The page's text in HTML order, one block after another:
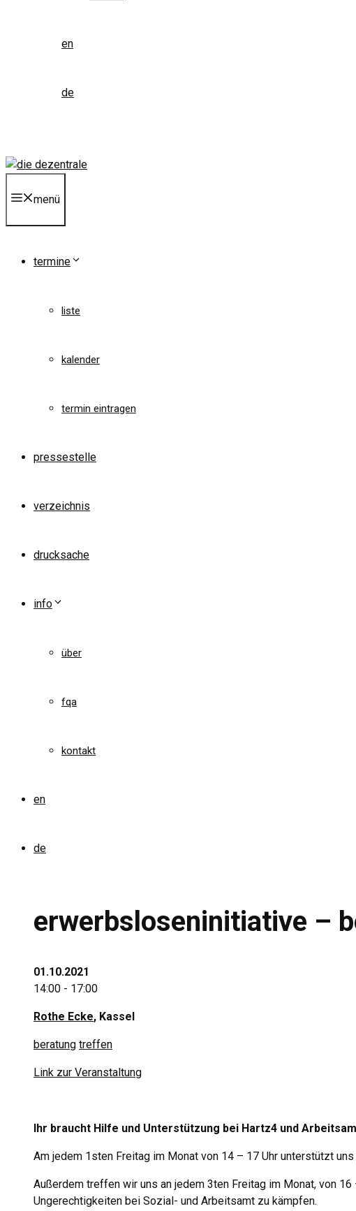
en
de
menü
termine
liste
kalender
termin eintragen
pressestelle
verzeichnis
drucksache
info
über
fqa
kontakt
en
de
erwerbsloseninitiative –
01.10.2021
14:00 - 17:00
Rothe Ecke, Kassel
beratung treffen
Link zur Veranstaltung
Ihr braucht Hilfe und Unterstützung bei Hartz4 und
Am jedem 1sten Freitag im Monat von 14 – 17 Uhr unterstützt
Außerdem treffen wir uns an jedem 3ten Freitag im Monat, von
Ungerechtigkeiten bei Sozial- und Arbeitsamt zu kämpfen.